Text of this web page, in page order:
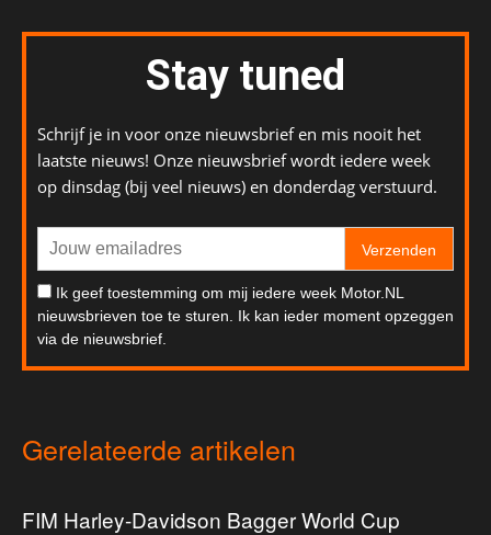
Stay tuned
Schrijf je in voor onze nieuwsbrief en mis nooit het
laatste nieuws! Onze nieuwsbrief wordt iedere week
op dinsdag (bij veel nieuws) en donderdag verstuurd.
Verzenden
Ik geef toestemming om mij iedere week Motor.NL
nieuwsbrieven toe te sturen. Ik kan ieder moment opzeggen
via de nieuwsbrief.
Gerelateerde artikelen
FIM Harley-Davidson Bagger World Cup